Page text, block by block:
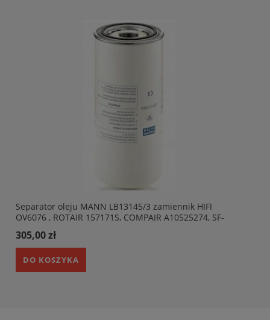
Separator oleju MANN LB13145/3 zamiennik HIFI
OV6076 , ROTAIR 157171S, COMPAIR A10525274, SF-
ALMIG 57258111, ATMOS 427900401016. REMEZA
4060200600 (1)
305,00 zł
DO KOSZYKA